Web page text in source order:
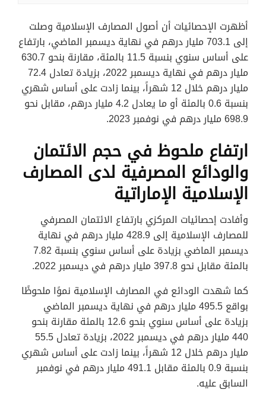
أظهرت الإحصائيات أن أصول المصارف الإسلامية وصلت
إلى 703.1 مليار درهم في نهاية ديسمبر الماضي، بارتفاع
على أساس سنوي بنسبة 11.5 بالمئة، مقارنة بنحو 630.7
مليار درهم في نهاية ديسمبر 2022، بزيادة تعادل 72.4
مليار درهم خلال 12 شهراً، بينما زادت على أساس شهري
بنسبة 0.6 بالمئة أو ما يعادل 4.2 مليار درهم، مقابل نحو
698.9 مليار درهم في نوفمبر 2023.
ارتفاع ملحوظ في حجم الائتمان
والودائع المصرفية لدى المصارف
الإسلامية الإماراتية
وأفادت إحصائيات المركزي بارتفاع الائتمان المصرفي
للمصارف الإسلامية إلى 428.9 مليار درهم في نهاية
ديسمبر الماضي بزيادة على أساس سنوي بنسبة 7.82
بالمئة مقابل نحو 397.8 مليار درهم في ديسمبر 2022.
كما شهدت الودائع في المصارف الإسلامية نموًا ملحوظًا
بواقع 495.5 مليار درهم في نهاية ديسمبر الماضي
بزيادة على أساس سنوي بنحو 12.6 بالمئة مقارنة بنحو
440 مليار درهم في ديسمبر 2022، بزيادة تعادل 55.5
مليار درهم خلال 12 شهراً، بينما زادت على أساس شهري
بنسبة 0.9 بالمئة مقابل 491.1 مليار درهم في نوفمبر
السابق عليه.